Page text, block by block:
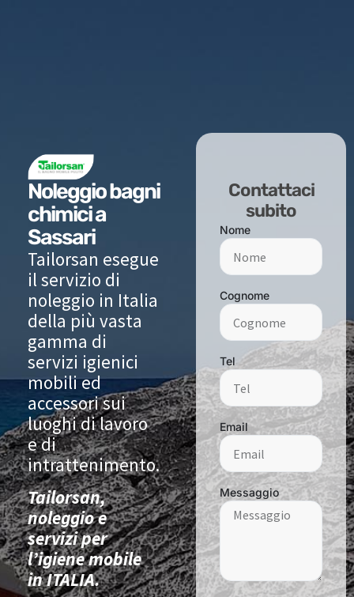
Noleggio bagni
chimici a
Sassari
Tailorsan esegue
il servizio di
noleggio in Italia
della più vasta
gamma di
servizi igienici
mobili ed
accessori sui
luoghi di lavoro
e di
intrattenimento.
Tailorsan,
noleggio e
servizi per
l’igiene mobile
in ITALIA.
Contattaci
subito
Nome
Cognome
Tel
Email
Messaggio